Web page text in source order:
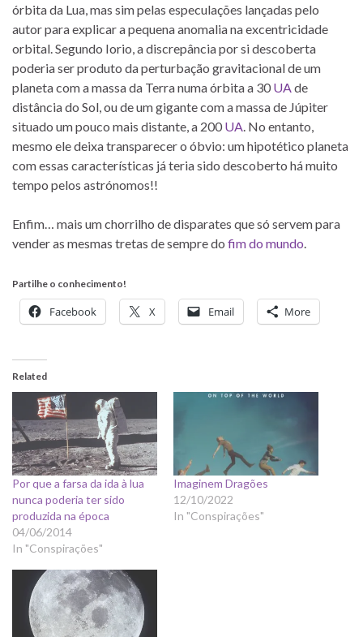
órbita da Lua, mas sim pelas especulações lançadas pelo
autor para explicar a pequena anomalia na excentricidade
orbital. Segundo Iorio, a discrepância por si descoberta
poderia ser produto da perturbação gravitacional de um
planeta com a massa da Terra numa órbita a 30 UAde
distância do Sol, ou de um gigante com a massa de Júpiter
situado um pouco mais distante, a 200 UA. No entanto,
mesmo ele deixa transparecer o óbvio: um hipotético planeta
com essas características já teria sido descoberto há muito
tempo pelos astrónomos!!
Enfim… mais um chorrilho de disparates que só servem para
vender as mesmas tretas de sempre do fim do mundo.
Partilhe o conhecimento!
Facebook X Email More
Related
Por que a farsa da ida à lua
nunca poderia ter sido
produzida na época
04/06/2014
In "Conspirações"
Imaginem Dragões
12/10/2022
In "Conspirações"